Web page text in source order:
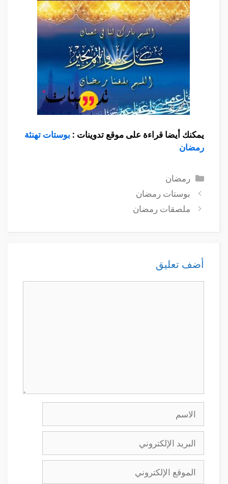
يمكنك أيضا قراءة على موقع تدوينات : بوستات تهنئة
رمضان
التصنيفات
رمضان
بوستات رمضان
ملصقات رمضان
أضف تعليق
الإلكتروني
الإلكتروني